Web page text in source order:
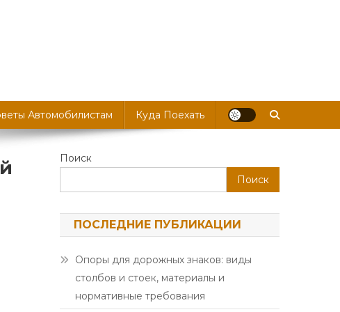
Автомобилистам Куда Поехать
Поиск
Поиск
ПОСЛЕДНИЕ ПУБЛИКАЦИИ
Опоры для дорожных знаков: виды
столбов и стоек, материалы и
нормативные требования